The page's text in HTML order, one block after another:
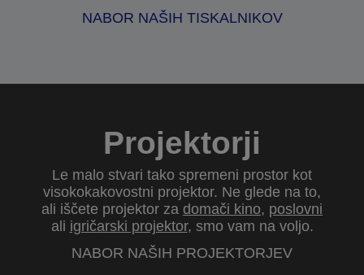
NABOR NAŠIH TISKALNIKOV
Projektorji
Le malo stvari tako spremeni prostor kot
visokokakovostni projektor. Ne glede na to,
ali iščete projektor za domači kino, poslovni
ali igričarski projektor, smo vam na voljo.
NABOR NAŠIH PROJEKTORJEV